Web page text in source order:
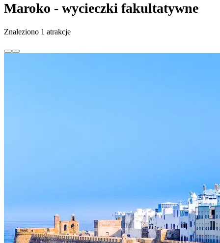
Maroko - wycieczki fakultatywne
Znaleziono 1 atrakcje